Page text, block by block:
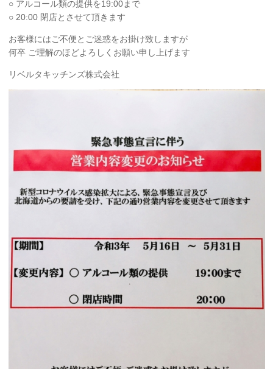
○ アルコール類の提供を19:00まで
○ 20:00 閉店とさせて頂きます
お客様にはご不便とご迷惑をお掛け致しますが
何卒 ご理解のほどよろしくお願い申し上げます
リベルタキッチンズ株式会社